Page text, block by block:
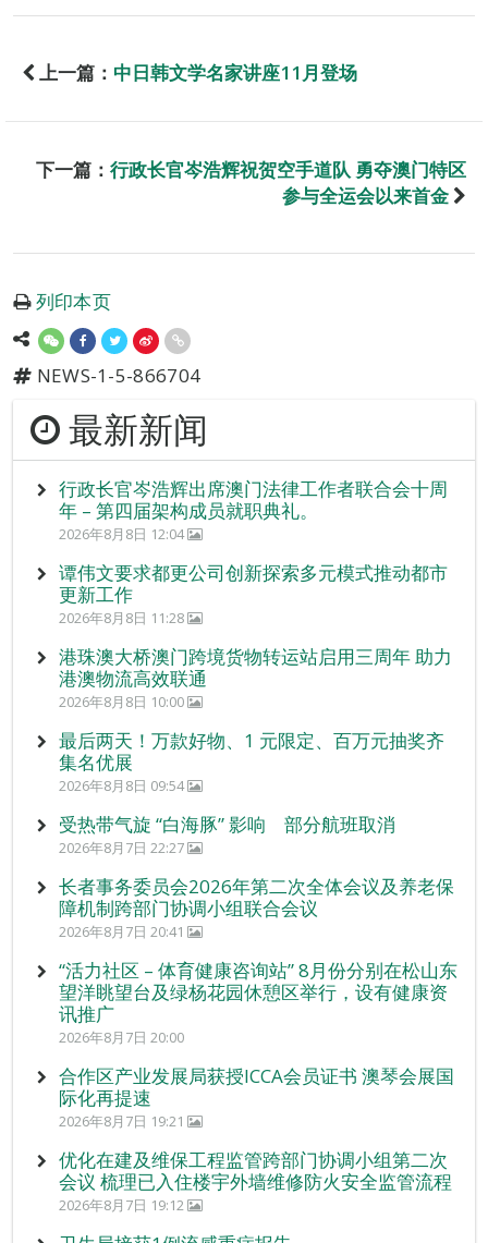
上一篇： 中日韩文学名家讲座11月登场
下一篇： 行政长官岑浩辉祝贺空手道队 勇夺澳门特区
参与全运会以来首金
列印本页
NEWS-1-5-866704
最新新闻
行政长官岑浩辉出席澳门法律工作者联合会十周
年 – 第四届架构成员就职典礼。
2026年8月8日 12:04
谭伟文要求都更公司创新探索多元模式推动都市
更新工作
2026年8月8日 11:28
港珠澳大桥澳门跨境货物转运站启用三周年 助力
港澳物流高效联通
2026年8月8日 10:00
最后两天！万款好物、1 元限定、百万元抽奖齐
集名优展
2026年8月8日 09:54
受热带气旋 “白海豚” 影响 部分航班取消
2026年8月7日 22:27
长者事务委员会2026年第二次全体会议及养老保
障机制跨部门协调小组联合会议
2026年8月7日 20:41
“活力社区 – 体育健康咨询站” 8月份分别在松山东
望洋眺望台及绿杨花园休憩区举行，设有健康资
讯推广
2026年8月7日 20:00
合作区产业发展局获授ICCA会员证书 澳琴会展国
际化再提速
2026年8月7日 19:21
优化在建及维保工程监管跨部门协调小组第二次
会议 梳理已入住楼宇外墙维修防火安全监管流程
2026年8月7日 19:12